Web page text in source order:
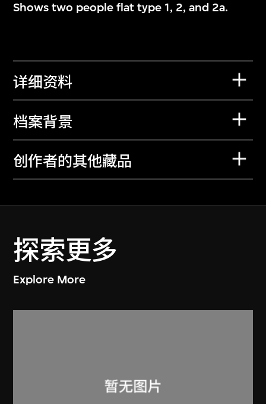
Shows two people flat type 1, 2, and 2a.
详细资料
档案背景
创作者的其他藏品
探索更多
Explore More